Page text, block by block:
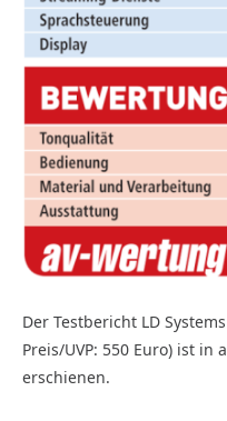
Der Testbericht LD
Preis/UVP: 550 Euro) ist in
erschienen.